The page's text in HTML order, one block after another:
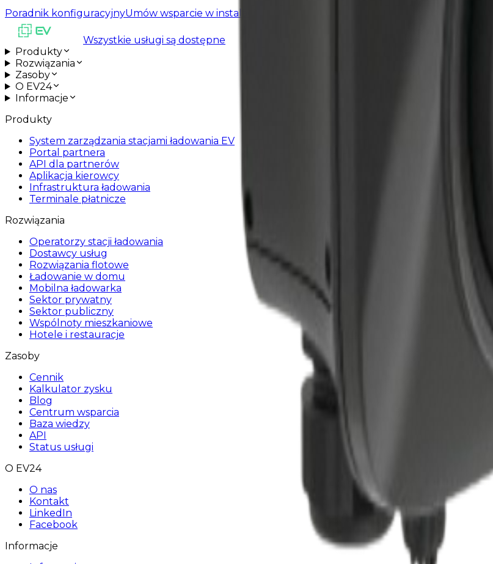
Poradnik konfiguracyjnyUmów wsparcie w instalacji
Wszystkie usługi są dostępne
Produkty
Rozwiązania
Zasoby
O EV24
Informacje
Produkty
System zarządzania stacjami ładowania EV
Portal partnera
API dla partnerów
Aplikacja kierowcy
Infrastruktura ładowania
Terminale płatnicze
Rozwiązania
Operatorzy stacji ładowania
Dostawcy usług
Rozwiązania flotowe
Ładowanie w domu
Mobilna ładowarka
Sektor prywatny
Sektor publiczny
Wspólnoty mieszkaniowe
Hotele i restauracje
Zasoby
Cennik
Kalkulator zysku
Blog
Centrum wsparcia
Baza wiedzy
API
Status usługi
O EV24
O nas
Kontakt
LinkedIn
Facebook
Informacje